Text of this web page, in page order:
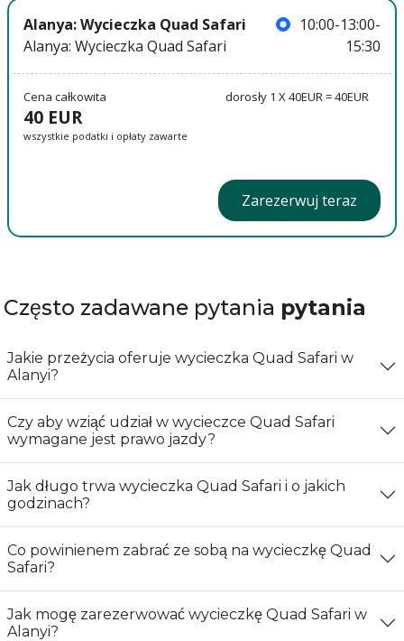
Alanya: Wycieczka Quad Safari
Alanya: Wycieczka Quad Safari
10:00-13:00-
15:30
Cena całkowita
40 EUR
wszystkie podatki i opłaty zawarte
dorosły 1 X 40EUR = 40EUR
Zarezerwuj teraz
Często zadawane pytania pytania
Jakie przeżycia oferuje wycieczka Quad Safari w
Alanyi?
Czy aby wziąć udział w wycieczce Quad Safari
wymagane jest prawo jazdy?
Jak długo trwa wycieczka Quad Safari i o jakich
godzinach?
Co powinienem zabrać ze sobą na wycieczkę Quad
Safari?
Jak mogę zarezerwować wycieczkę Quad Safari w
Alanyi?